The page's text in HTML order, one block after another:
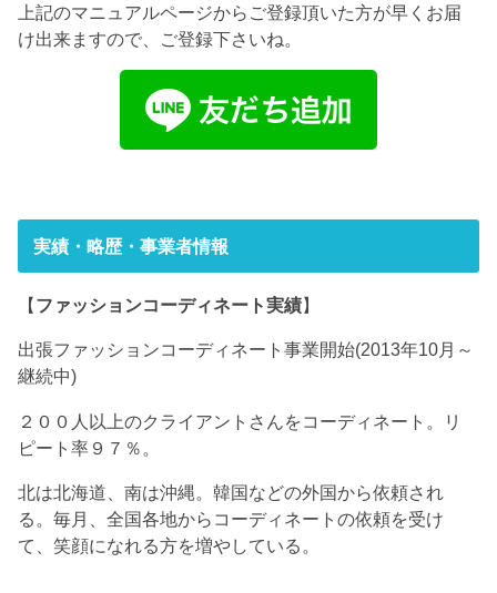
上記のマニュアルページからご登録頂いた方が早くお届
け出来ますので、ご登録下さいね。
実績・略歴・事業者情報
【ファッションコーディネート実績】
出張ファッションコーディネート事業開始(2013年10月～
継続中)
２００人以上のクライアントさんをコーディネート。リ
ピート率９７％。
北は北海道、南は沖縄。韓国などの外国から依頼され
る。毎月、全国各地からコーディネートの依頼を受け
て、笑顔になれる方を増やしている。